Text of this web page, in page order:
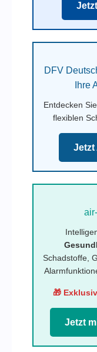
DFV
Ihre
Entdecken
flexiblen
Jetzt
Schadstoffe,
🎁
Jetzt